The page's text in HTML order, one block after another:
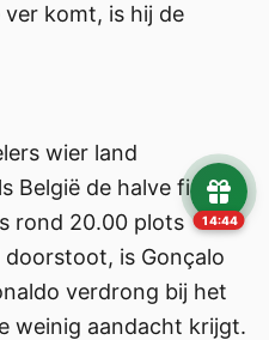
komt, is hij de
wier land
België de halve finale
rond 20.00 plots
is Gonçalo
verdrong bij het
weinig aandacht krijgt.
14:43